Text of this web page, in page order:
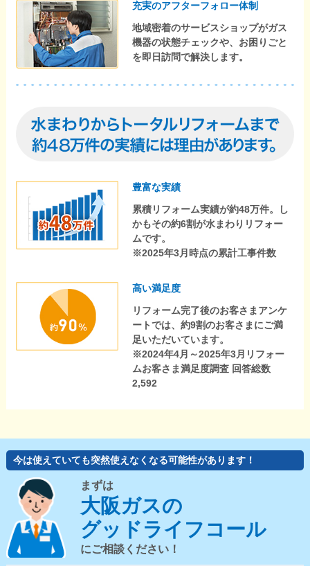
充実のアフターフォロー体制
地域密着のサービスショップがガス
機器の状態チェックや、お困りごと
を即日訪問で解決します。
豊富な実績
累積リフォーム実績が約48万件。し
かもその約6割が水まわりリフォー
ムです。
※2025年3月時点の累計工事件数
高い満足度
リフォーム完了後のお客さまアンケ
ートでは、約9割のお客さまにご満
足いただいています。
※2024年4月～2025年3月リフォー
ムお客さま満足度調査 回答総数
2,592
今は使えていても突然使えなくなる可能性があります！
まずは
大阪ガスの
グッドライフコール
にご相談ください！